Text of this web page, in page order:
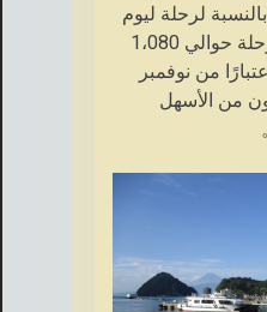
لرحلة ليوم
واحد ، تبلغ تكلفة الرحلة حوالي 1،080
(اعتبارًا من نوفمبر
من الأسهل